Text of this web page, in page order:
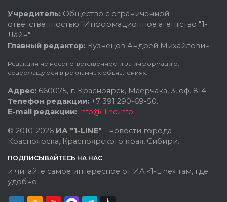
Учредитель: Общество с ограниченной
ответственностью "Информационное агентство "1-
Лайн"
Главный редактор: Кузнецов Андрей Михайлович
Редакция не несет ответственности за информацию,
содержащуюся в рекламных объявлениях.
Адрес: 660075, г. Красноярск, Маерчака, 3, оф. 814.
Телефон редакции: +7 391 290-69-50.
E-mail редакции: info@1line.info
© 2010-2026 ИА "1-LINE" - новости города
Красноярска, Красноярского края, Сибири.
ПОДПИСЫВАЙТЕСЬ НА НАС
и читайте самое интересное от ИА «1-Line» там, где
удобно